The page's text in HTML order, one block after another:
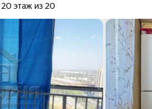
20 этаж из 20